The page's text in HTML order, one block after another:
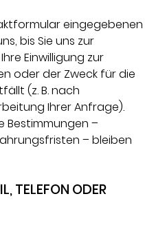
eingegebenen
bis Sie uns zur
Einwilligung zur
oder der Zweck für die
(z. B. nach
Ihrer Anfrage).
Bestimmungen –
– bleiben
TELEFON ODER